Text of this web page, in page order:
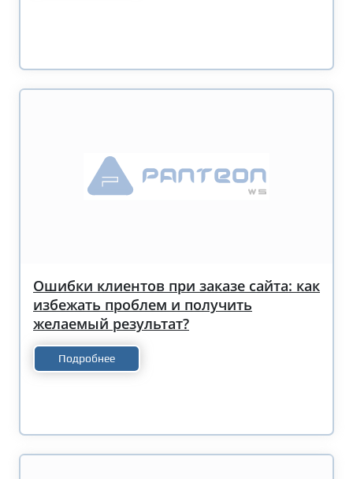
Ошибки клиентов при заказе сайта: как
избежать проблем и получить
желаемый результат?
Подробнее